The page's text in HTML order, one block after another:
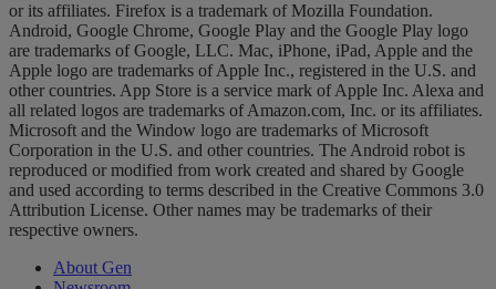
or its affiliates. Firefox is a trademark of Mozilla Foundation.
Android, Google Chrome, Google Play and the Google Play logo
are trademarks of Google, LLC. Mac, iPhone, iPad, Apple and the
Apple logo are trademarks of Apple Inc., registered in the U.S. and
other countries. App Store is a service mark of Apple Inc. Alexa and
all related logos are trademarks of Amazon.com, Inc. or its affiliates.
Microsoft and the Window logo are trademarks of Microsoft
Corporation in the U.S. and other countries. The Android robot is
reproduced or modified from work created and shared by Google
and used according to terms described in the Creative Commons 3.0
Attribution License. Other names may be trademarks of their
respective owners.
About Gen